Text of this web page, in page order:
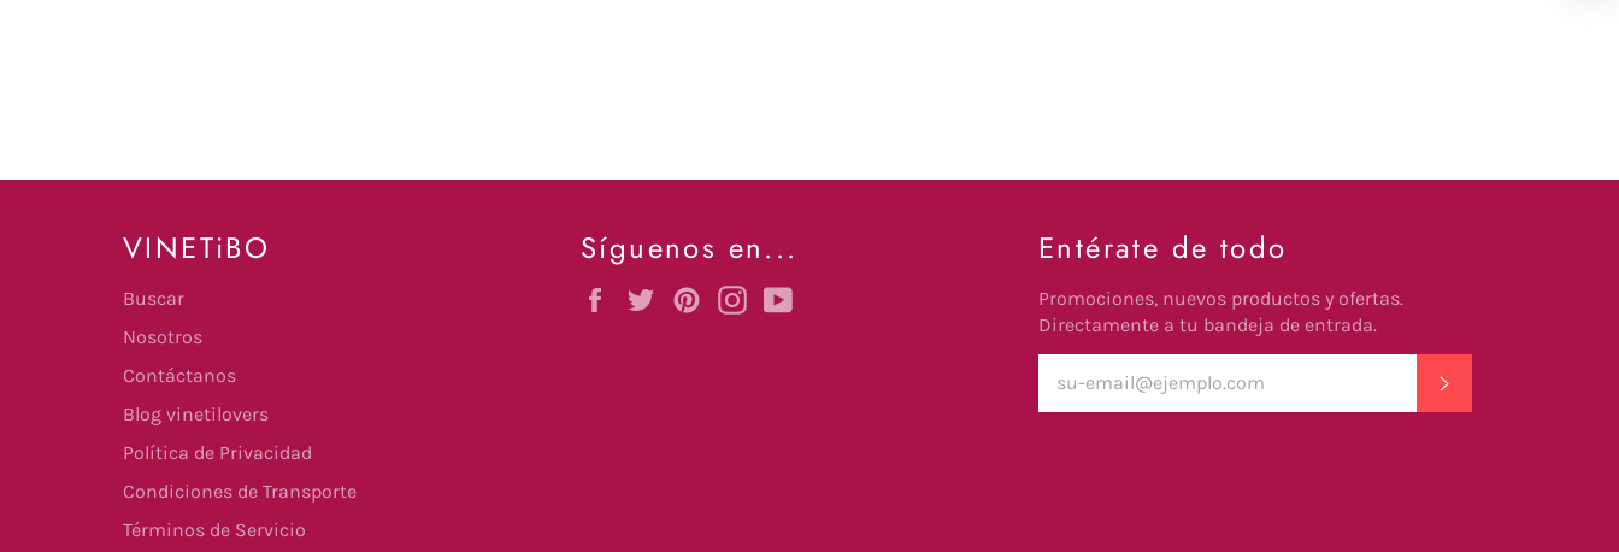
VINETiBO
Buscar
Nosotros
Contáctanos
Blog vinetilovers
Política de Privacidad
Condiciones de Transporte
Términos de Servicio
Síguenos en...
FacebookTwitterPinterestInstagram
Entérate de todo
Promociones, nuevos productos y ofertas.
Directamente a tu bandeja de entrada.